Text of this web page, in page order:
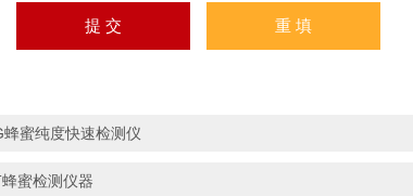
蜂蜜纯度快速检测仪
蜜检测仪器